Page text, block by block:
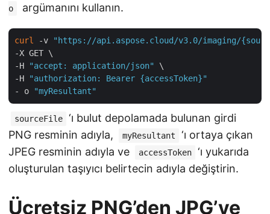
o
argümanını kullanın.
curl -v
"https://api.aspose.cloud/v3.0/imaging/
-X GET \
-H
"accept: application/json"
\
-H
"authorization: Bearer {accessToken}"
- o
"myResultant"
sourceFile
‘ı bulut depolamada bulunan girdi
PNG resminin adıyla,
myResultant
‘ı ortaya çıkan
JPEG resminin adıyla ve
accessToken
‘ı yukarıda
oluşturulan taşıyıcı belirtecin adıyla değiştirin.
Ücretsiz PNG’den JPG’ye